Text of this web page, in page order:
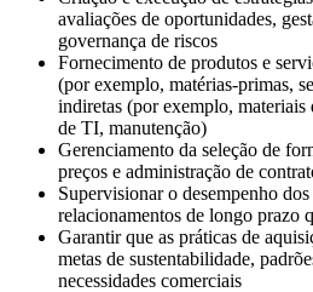
avaliações de oportunidades,
governança de riscos
Fornecimento de produtos e
(por exemplo, matérias-primas,
indiretas (por exemplo, materiais
de TI, manutenção)
Gerenciamento da seleção de
preços e administração de
Supervisionar o desempenho
relacionamentos de longo prazo
Garantir que as práticas de
metas de sustentabilidade,
necessidades comerciais